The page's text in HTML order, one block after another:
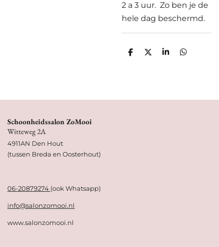
2 a 3 uur. Zo ben je de
hele dag beschermd.
D
D
S
D
Schoonheidssalon ZoMooi
Witteweg 2A
4911AN Den Hout
(tussen Breda en Oosterhout)
06-20879274 (ook Whatsapp)
info@salonzomooi.nl
www.salonzomooi.nl